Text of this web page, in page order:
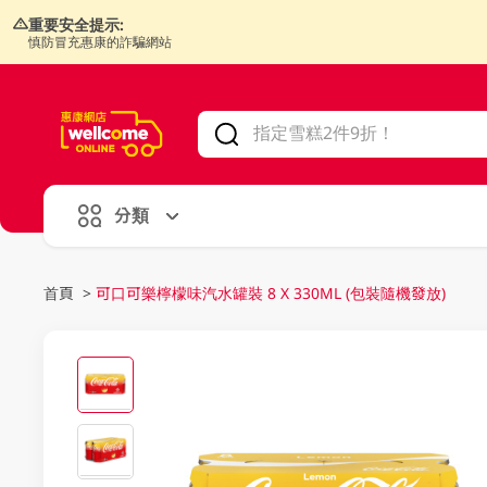
重要安全提示:
慎防冒充惠康的詐騙網站
分類
首頁 > 可口可樂檸檬味汽水罐裝 8 X 330ML (包裝隨機發放)